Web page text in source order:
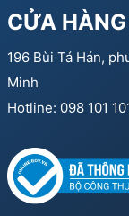
CỬA HÀNG
196 Bùi Tá Hán,
Minh
Hotline: 098 101